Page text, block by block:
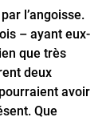
l’angoisse.
– ayant eux-
que très
deux
avoir
Que